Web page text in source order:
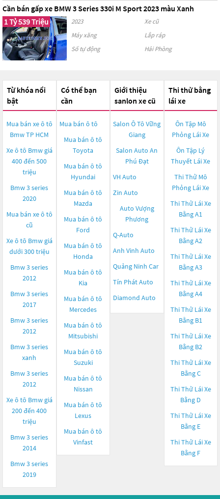
Cần bán gấp xe BMW 3 Series 330i M Sport 2023 màu Xanh
1 Tỷ 539 Triệu
2023
Xe cũ
Máy xăng
Lắp ráp
Số tự động
Hải Phòng
Từ khóa nổi
bật
Mua bán xe ô tô
Bmw TP HCM
Xe ô tô Bmw giá
400 đến 500
triệu
Bmw 3 series
2020
Mua bán xe ô tô
cũ
Xe ô tô Bmw giá
dưới 300 triệu
Bmw 3 series
2012
Bmw 3 series
2017
Bmw 3 series
2012
Bmw 3 series
xanh
Bmw 3 series
2012
Xe ô tô Bmw giá
200 đến 400
triệu
Bmw 3 series
2014
Bmw 3 series
2019
Có thể bạn
cần
Mua bán ô tô
Mua bán ô tô
Toyota
Mua bán ô tô
Hyundai
Mua bán ô tô
Mazda
Mua bán ô tô
Ford
Mua bán ô tô
Honda
Mua bán ô tô
Kia
Mua bán ô tô
Mercedes
Mua bán ô tô
Mitsubishi
Mua bán ô tô
Suzuki
Mua bán ô tô
Nissan
Mua bán ô tô
Lexus
Mua bán ô tô
Vinfast
Giới thiệu
sanlon xe cũ
Salon Ô Tô Vững
Giang
Salon Auto An
Phú Đạt
VH Auto
Zin Auto
Auto Vượng
Phương
Q-Auto
Anh Vinh Auto
Quảng Ninh Car
Tín Phát Auto
Diamond Auto
Thi thử bằng
lái xe
Ôn Tập Mô
Phỏng Lái Xe
Ôn Tập Lý
Thuyết Lái Xe
Thi Thử Mô
Phỏng Lái Xe
Thi Thử Lái Xe
Bằng A1
Thi Thử Lái Xe
Bằng A2
Thi Thử Lái Xe
Bằng A3
Thi Thử Lái Xe
Bằng A4
Thi Thử Lái Xe
Bằng B1
Thi Thử Lái Xe
Bằng B2
Thi Thử Lái Xe
Bằng C
Thi Thử Lái Xe
Bằng D
Thi Thử Lái Xe
Bằng E
Thi Thử Lái Xe
Bằng F